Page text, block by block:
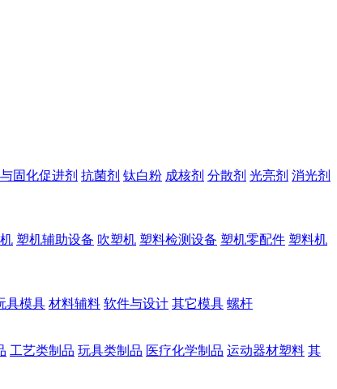
固化促进剂 抗菌剂 钛白粉 成核剂 分散剂 光亮剂 消光剂
塑机辅助设备 吹塑机 塑料检测设备 塑机零配件 塑料机
具模具 材料辅料 软件与设计 其它模具 螺杆
工艺类制品 玩具类制品 医疗化学制品 运动器材塑料 其